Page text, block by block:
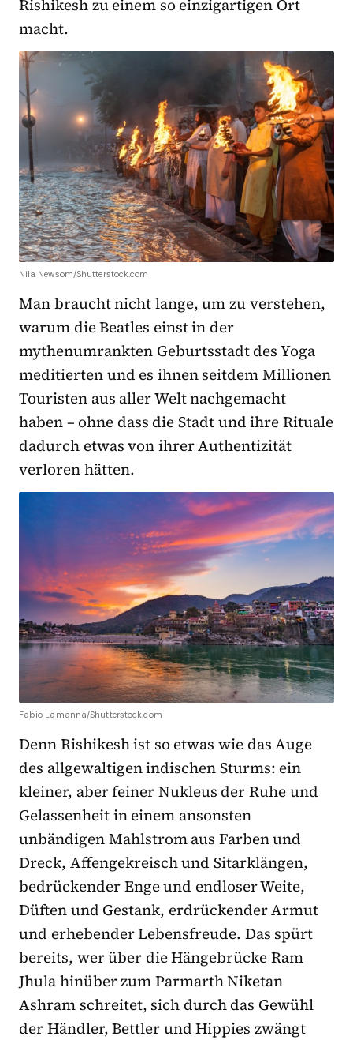
Rishikesh zu einem so einzigartigen Ort
macht.
Nila Newsom/Shutterstock.com
Man braucht nicht lange, um zu verstehen,
warum die Beatles einst in der
mythenumrankten Geburtsstadt des Yoga
meditierten und es ihnen seitdem Millionen
Touristen aus aller Welt nachgemacht
haben – ohne dass die Stadt und ihre Rituale
dadurch etwas von ihrer Authentizität
verloren hätten.
Fabio Lamanna/Shutterstock.com
Denn Rishikesh ist so etwas wie das Auge
des allgewaltigen indischen Sturms: ein
kleiner, aber feiner Nukleus der Ruhe und
Gelassenheit in einem ansonsten
unbändigen Mahlstrom aus Farben und
Dreck, Affengekreisch und Sitarklängen,
bedrückender Enge und endloser Weite,
Düften und Gestank, erdrückender Armut
und erhebender Lebensfreude. Das spürt
bereits, wer über die Hängebrücke Ram
Jhula hinüber zum Parmarth Niketan
Ashram schreitet, sich durch das Gewühl
der Händler, Bettler und Hippies zwängt